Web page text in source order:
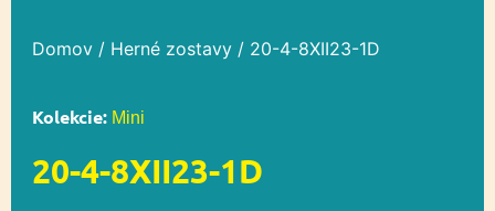
Domov / Herné zostavy / 20-4-8XII23-1D
Kolekcie: Mini
20-4-8XII23-1D